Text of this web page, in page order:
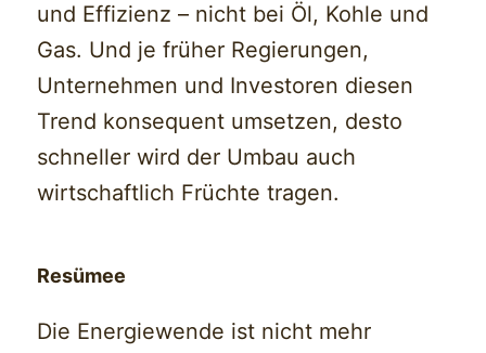
und Effizienz – nicht bei Öl, Kohle und
Gas. Und je früher Regierungen,
Unternehmen und Investoren diesen
Trend konsequent umsetzen, desto
schneller wird der Umbau auch
wirtschaftlich Früchte tragen.
Resümee
Die Energiewende ist nicht mehr